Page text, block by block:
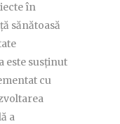
în
sănătoasă
este susținut
cu
a